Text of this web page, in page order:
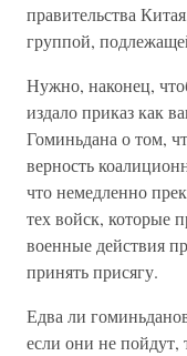
правительства
группой,
Нужно, наконец,
издало приказ как
Гоминьдана о том,
верность
что немедленно
тех войск, которые
военные действия
принять присягу.
Едва ли
если они не пойдут,